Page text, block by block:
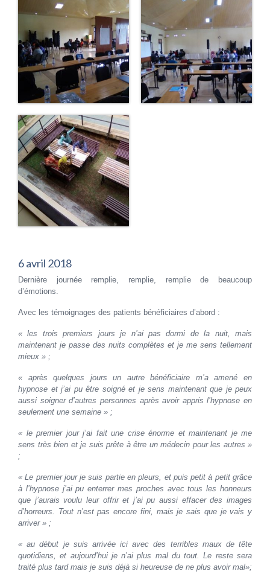
6 avril 2018
Dernière journée remplie, remplie, remplie de beaucoup
d’émotions.
Avec les témoignages des patients bénéficiaires d’abord :
« les trois premiers jours je n’ai pas dormi de la nuit, mais
maintenant je passe des nuits complètes et je me sens tellement
mieux » ;
« après quelques jours un autre bénéficiaire m’a amené en
hypnose et j’ai pu être soigné et je sens maintenant que je peux
aussi soigner d’autres personnes après avoir appris l’hypnose en
seulement une semaine » ;
« le premier jour j’ai fait une crise énorme et maintenant je me
sens très bien et je suis prête à être un médecin pour les autres »
;
« Le premier jour je suis partie en pleurs, et puis petit à petit grâce
à l’hypnose j’ai pu enterrer mes proches avec tous les honneurs
que j’aurais voulu leur offrir et j’ai pu aussi effacer des images
d’horreurs. Tout n’est pas encore fini, mais je sais que je vais y
arriver » ;
« au début je suis arrivée ici avec des terribles maux de tête
quotidiens, et aujourd’hui je n’ai plus mal du tout. Le reste sera
traité plus tard mais je suis déjà si heureuse de ne plus avoir mal»;